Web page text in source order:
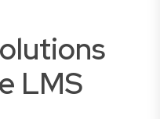
LMS